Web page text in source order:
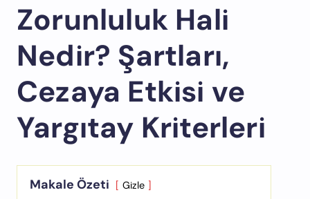
Zorunluluk Hali
Nedir? Şartları,
Cezaya Etkisi ve
Yargıtay Kriterleri
Makale Özeti Gizle